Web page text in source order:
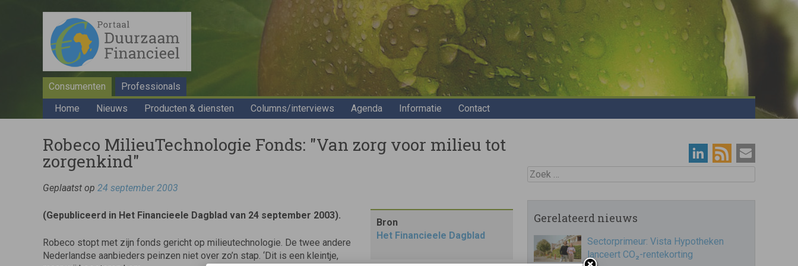
Consumenten
Professionals
Home
Nieuws Producten & diensten Columns/interviews Agenda Informatie Contact
Robeco MilieuTechnologie Fonds: "Van zorg voor milieu tot
zorgenkind"
Geplaatst op 24 september 2003
Bron
Het Financieele Dagblad
(Gepubliceerd in Het Financieele Dagblad van 24 september 2003).
Robeco stopt met zijn fonds gericht op milieutechnologie. De twee andere
Nederlandse aanbieders peinzen niet over zo’n stap. ‘Dit is een kleintje,
Zoek
Gerelateerd nieuws
Sectorprimeur: Vista Hypotheken
lanceert CO₂-rentekorting